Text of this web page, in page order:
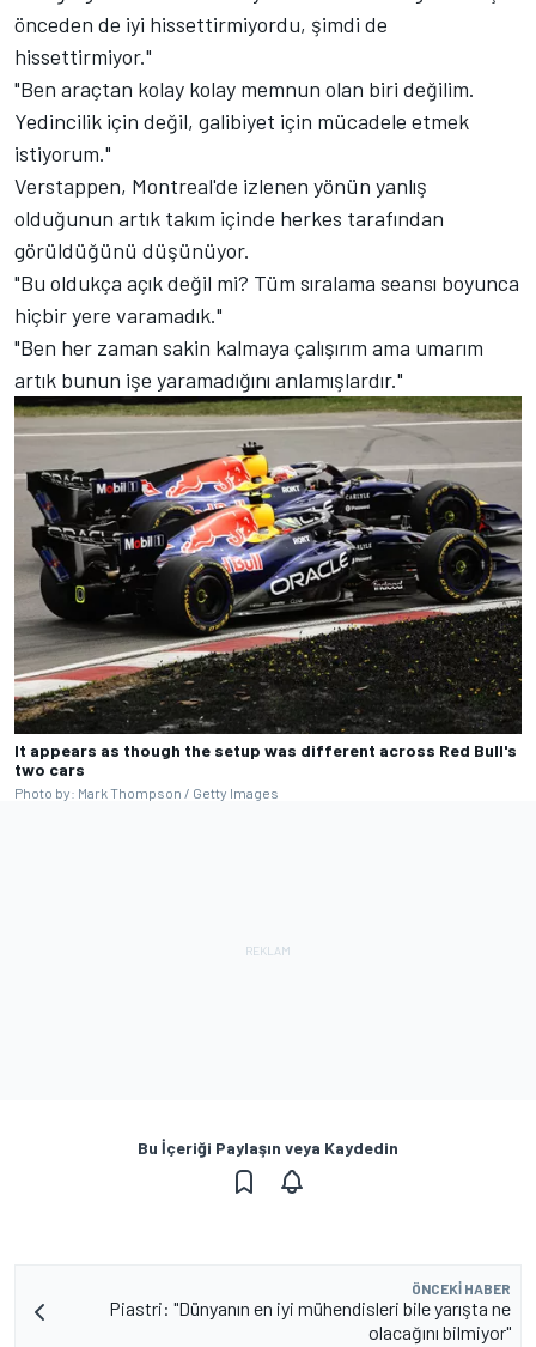
önceden de iyi hissettirmiyordu, şimdi de
hissettirmiyor."
"Ben araçtan kolay kolay memnun olan biri değilim.
Yedincilik için değil, galibiyet için mücadele etmek
istiyorum."
Verstappen, Montreal'de izlenen yönün yanlış
olduğunun artık takım içinde herkes tarafından
görüldüğünü düşünüyor.
"Bu oldukça açık değil mi? Tüm sıralama seansı boyunca
hiçbir yere varamadık."
"Ben her zaman sakin kalmaya çalışırım ama umarım
artık bunun işe yaramadığını anlamışlardır."
It appears as though the setup was different across Red Bull's
two cars
Photo by: Mark Thompson / Getty Images
Bu İçeriği Paylaşın veya Kaydedin
ÖNCEKI HABER
Piastri: "Dünyanın en iyi mühendisleri bile yarışta ne
olacağını bilmiyor"